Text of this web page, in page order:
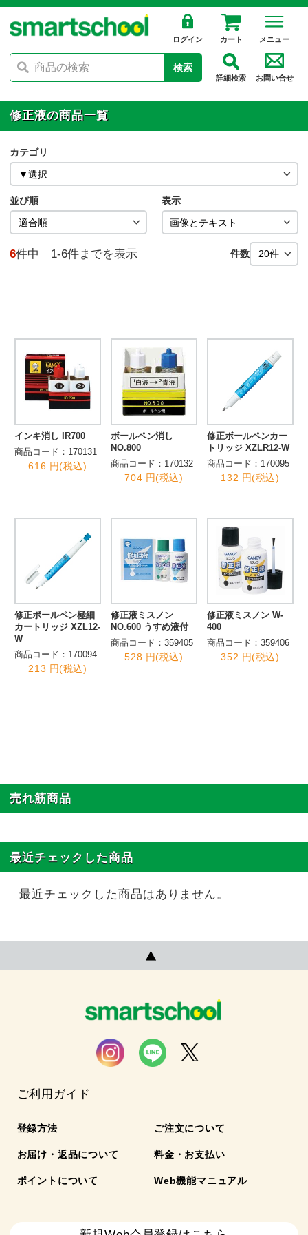
ログイン カート メニュー
検索
詳細検索 お問い合せ
修正液の商品一覧
カテゴリ
並び順 表示
6件中 1-6件までを表示 件数
インキ消し IR700
商品コード：170131
616 円(税込)
ボールペン消し
NO.800
商品コード：170132
704 円(税込)
修正ボールペンカー
トリッジ XZLR12-W
商品コード：170095
132 円(税込)
修正ボールペン極細
カートリッジ XZL12-
W
商品コード：170094
213 円(税込)
修正液ミスノン
NO.600 うすめ液付
商品コード：359405
528 円(税込)
修正液ミスノン W-
400
商品コード：359406
352 円(税込)
売れ筋商品
最近チェックした商品
最近チェックした商品はありません。
ご利用ガイド
登録方法 ご注文について
お届け・返品について 料金・お支払い
ポイントについて Web機能マニュアル